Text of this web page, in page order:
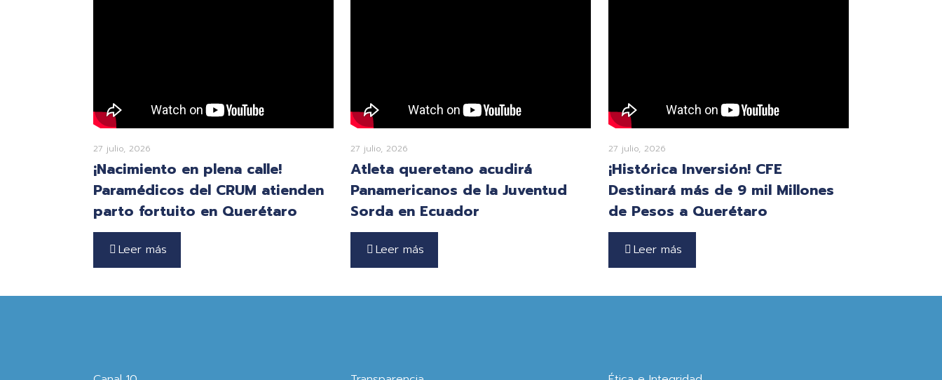
27 julio, 2026
¡Nacimiento en plena calle!
Paramédicos del CRUM atienden
parto fortuito en Querétaro
Leer más
27 julio, 2026
Atleta queretano acudirá
Panamericanos de la Juventud
Sorda en Ecuador
Leer más
27 julio, 2026
¡Histórica Inversión! CFE
Destinará más de 9 mil Millones
de Pesos a Querétaro
Leer más